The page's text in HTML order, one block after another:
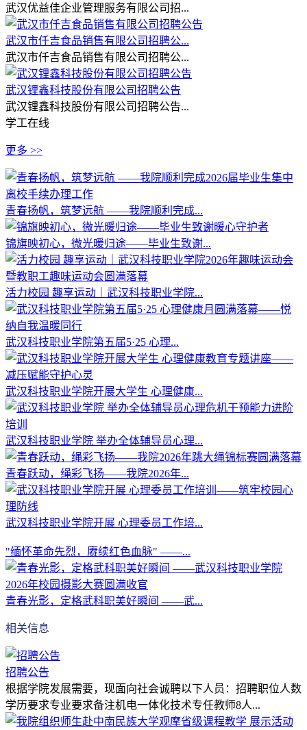
武汉优益佳企业管理服务有限公司招...
武汉市仟吉食品销售有限公司招聘公...
武汉市仟吉食品销售有限公司招聘公...
武汉锂鑫科技股份有限公司招聘公告
武汉锂鑫科技股份有限公司招聘公告...
学工在线
更多 >>
青春扬帆，筑梦远航 ——我院顺利完成...
锦旗映初心，微光暖归途——毕业生致谢...
活力校园 趣享运动｜武汉科技职业学院...
武汉科技职业学院第五届5·25 心理...
武汉科技职业学院开展大学生 心理健康...
武汉科技职业学院 举办全体辅导员心理...
青春跃动，绳彩飞扬——我院2026年...
武汉科技职业学院开展 心理委员工作培...
"缅怀革命先烈，赓续红色血脉" ——...
青春光影，定格武科职美好瞬间 ——武...
相关信息
招聘公告
根据学院发展需要，现面向社会诚聘以下人员：招聘职位人数
学历要求专业要求备注机电一体化技术专任教师8人...